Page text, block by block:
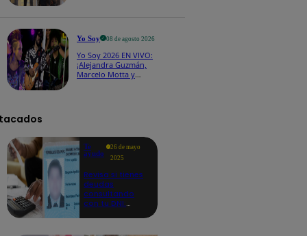
Yo Soy 08 de agosto 2026
Yo Soy 2026 EN VIVO:
¡Alejandra Guzmán,
Marcelo Motta y
Te
ayudo
26 de mayo
2025
Revisa si tienes
deudas
consultando
con tu DNI: